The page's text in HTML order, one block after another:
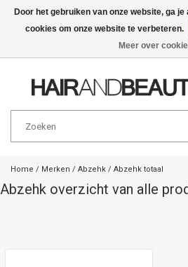
Home / Merken / Abzehk / Abzehk totaal
Abzehk overzicht van alle
Door het gebruiken van onze website, ga
cookies om onze website te verbeteren.
Meer over